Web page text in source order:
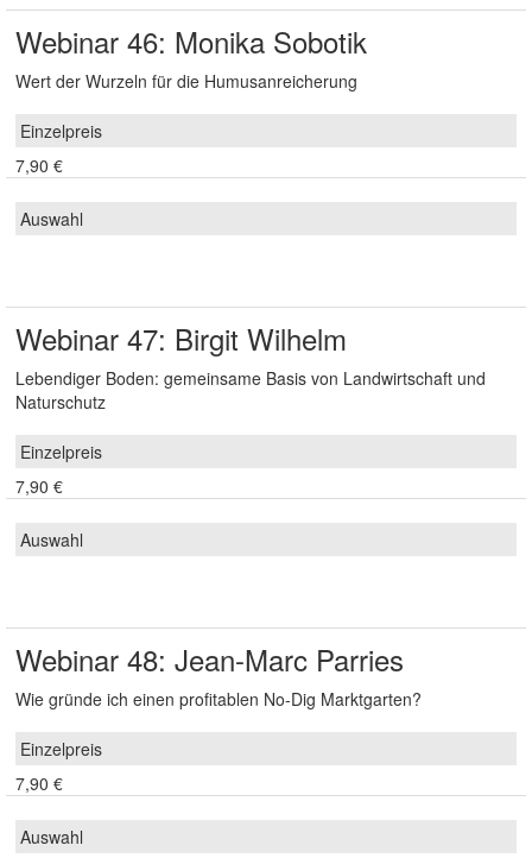
Webinar 46: Monika Sobotik
Wert der Wurzeln für die Humusanreicherung
7,90 €
Webinar 47: Birgit Wilhelm
Lebendiger Boden: gemeinsame Basis von Landwirtschaft und
Naturschutz
7,90 €
Webinar 48: Jean-Marc Parries
Wie gründe ich einen profitablen No-Dig Marktgarten?
7,90 €